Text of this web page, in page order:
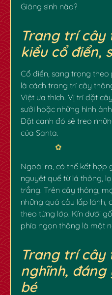
Giáng sinh nào?
Trang trí cây
kiểu cổ điển,
Cổ điển, sang trọng
là cách trang trí cây
Việt ưa thích. Vị trí đặt
sưởi hoặc những hình
Đặt cạnh đó sẽ treo
của Santa.
Ngoài ra, có thể kết hợp
nguyệt quế từ lá thông,
trắng. Trên cây thông,
những quả cầu lấp lánh,
theo từng lớp. Kín dưới
phía ngọn thông là một
Trang trí cây
nghĩnh, đáng
bé